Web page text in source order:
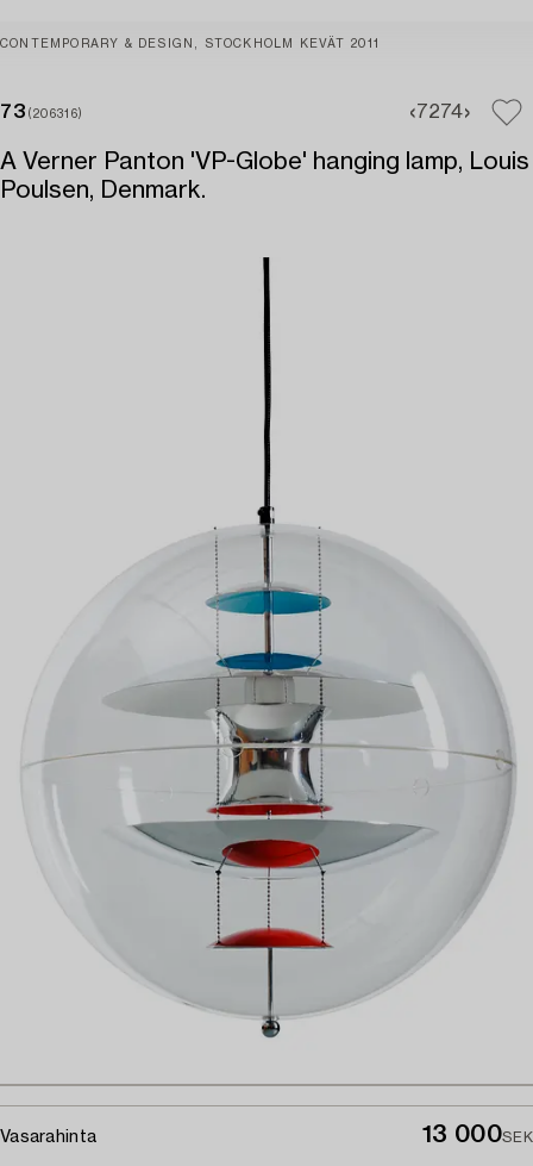
CONTEMPORARY & DESIGN, STOCKHOLM KEVÄT 2011
73 (206316) 7274
A Verner Panton 'VP-Globe' hanging lamp, Louis
Poulsen, Denmark.
Vasarahinta 13 000SEK